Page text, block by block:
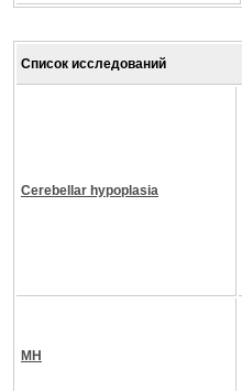
Список исследований
Cerebellar hypoplasia
MH